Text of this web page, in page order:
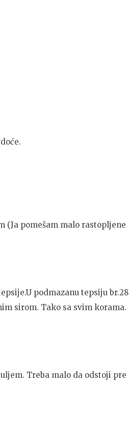
(Ja pomešam malo rastopljene
podmazanu tepsiju br.28
sirom. Tako sa svim korama.
Treba malo da odstoji pre